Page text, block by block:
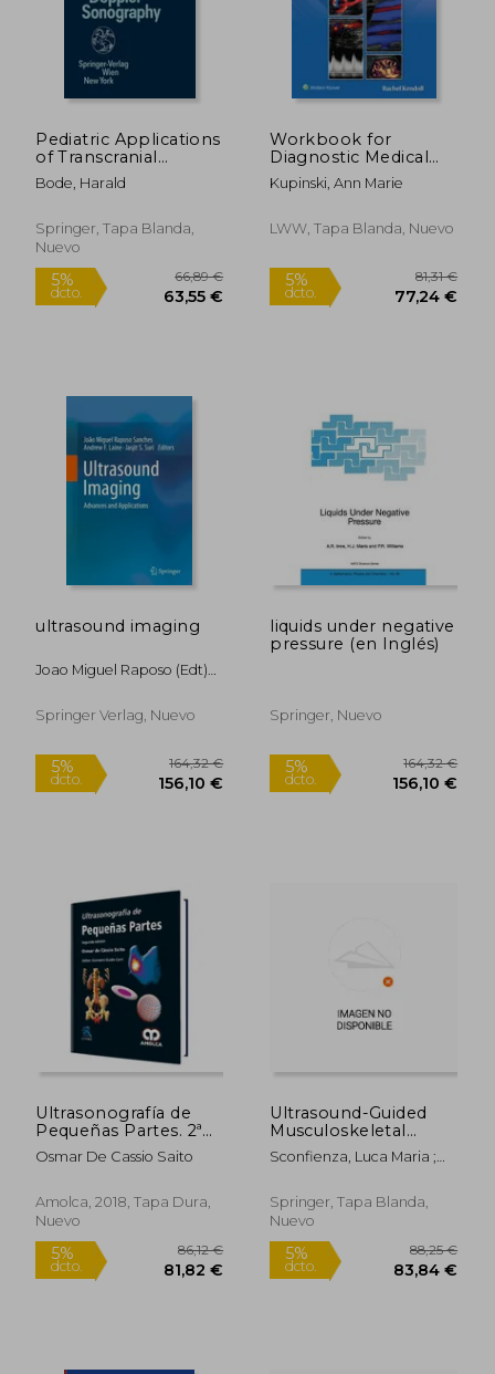
dcto. 94,99 € dcto.
Pediatric Applications
of Transcranial
Doppler Sonography
(en Inglés)
Bode, Harald
Springer, Tapa Blanda,
Nuevo
5%
dcto. 63,55 €
Workbook for
Diagnostic Medical
Sonography: The
Vascular Systems (en
Kupinski, Ann Marie
LWW, Tapa Blanda, Nuevo
5%
dcto. 77,24
ultrasound imaging
Joao Miguel Raposo (edt)
Laine,jasjit S. (edt) Suri
Springer Verlag, Nuevo
liquids under negative
pressure (en Inglés)
Springer, Nuevo
Ultrasonografía de
Pequeñas Partes. 2ª
Edición
Osmar De Cassio Saito
Amolca, 2018, Tapa Dura,
Nuevo
Ultrasound-Guided
Musculoskeletal
Procedures: The
Lower Limb (en
Sconfienza, Luca Maria ;
Enzo
Springer, Tapa Blanda,
Nuevo